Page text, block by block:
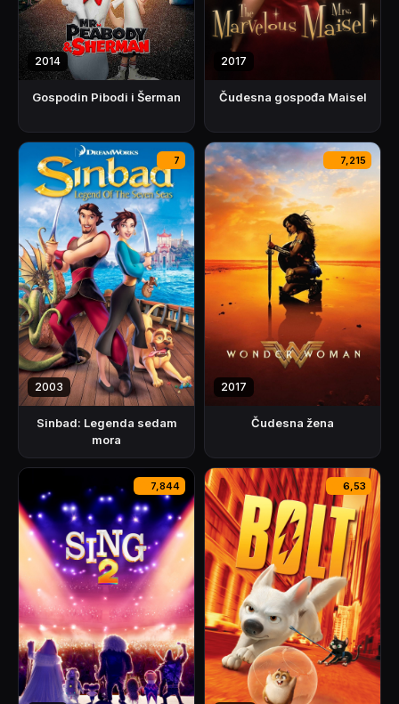
2014
Gospodin Pibodi i Šerman
2017
Čudesna gospođa Maisel
7
2003
Sinbad: Legenda sedam
mora
7,215
2017
Čudesna žena
7,844 6,53